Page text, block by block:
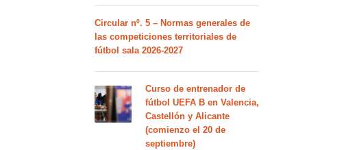
Circular nº. 5 – Normas generales de
las competiciones territoriales de
fútbol sala 2026-2027
Curso de entrenador de
fútbol UEFA B en Valencia,
Castellón y Alicante
(comienzo el 20 de
septiembre)